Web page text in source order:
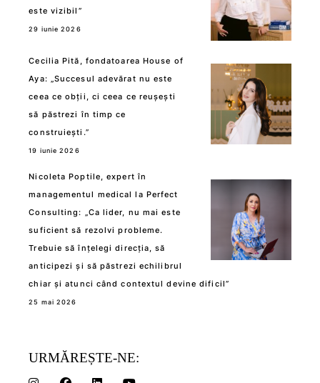
este vizibil”
29 iunie 2026
Cecilia Pită, fondatoarea House of
Aya: „Succesul adevărat nu este
ceea ce obții, ci ceea ce reușești
să păstrezi în timp ce
construiești.”
19 iunie 2026
Nicoleta Poptile, expert în
managementul medical la Perfect
Consulting: „Ca lider, nu mai este
suficient să rezolvi probleme.
Trebuie să înțelegi direcția, să
anticipezi și să păstrezi echilibrul
chiar și atunci când contextul devine dificil”
25 mai 2026
URMĂREȘTE-NE: